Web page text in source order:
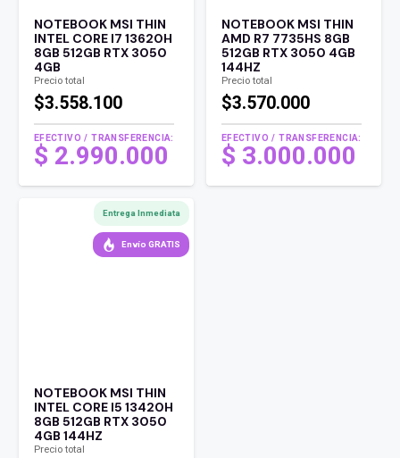
NOTEBOOK MSI THIN
INTEL CORE I7 13620H
8GB 512GB RTX 3050
4GB
Precio total
$3.558.100
EFECTIVO / TRANSFERENCIA:
$ 2.990.000
NOTEBOOK MSI THIN
AMD R7 7735HS 8GB
512GB RTX 3050 4GB
144HZ
Precio total
$3.570.000
EFECTIVO / TRANSFERENCIA:
$ 3.000.000
Entrega Inmediata
Envío GRATIS
NOTEBOOK MSI THIN
INTEL CORE I5 13420H
8GB 512GB RTX 3050
4GB 144HZ
Precio total